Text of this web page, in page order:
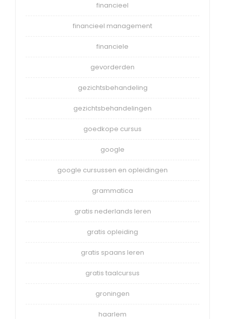
financieel
financieel management
financiele
gevorderden
gezichtsbehandeling
gezichtsbehandelingen
goedkope cursus
google
google cursussen en opleidingen
grammatica
gratis nederlands leren
gratis opleiding
gratis spaans leren
gratis taalcursus
groningen
haarlem